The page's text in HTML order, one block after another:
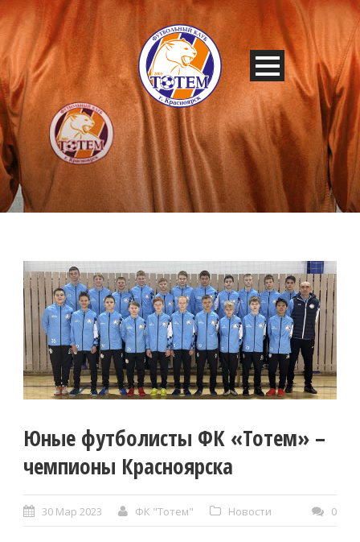
Юные футболисты ФК «Тотем» –
чемпионы Красноярска
30 Мар 2023 ФК "Тотем" Новости 0